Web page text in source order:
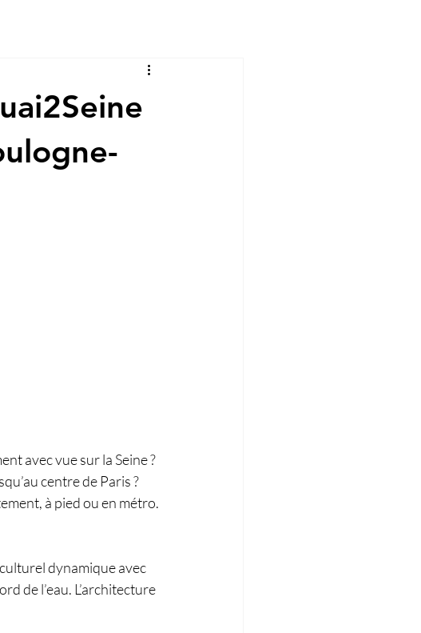
avec vue sur la Seine ?
centre de Paris ?
à pied ou en métro.
dynamique avec
de l’eau. L’architecture